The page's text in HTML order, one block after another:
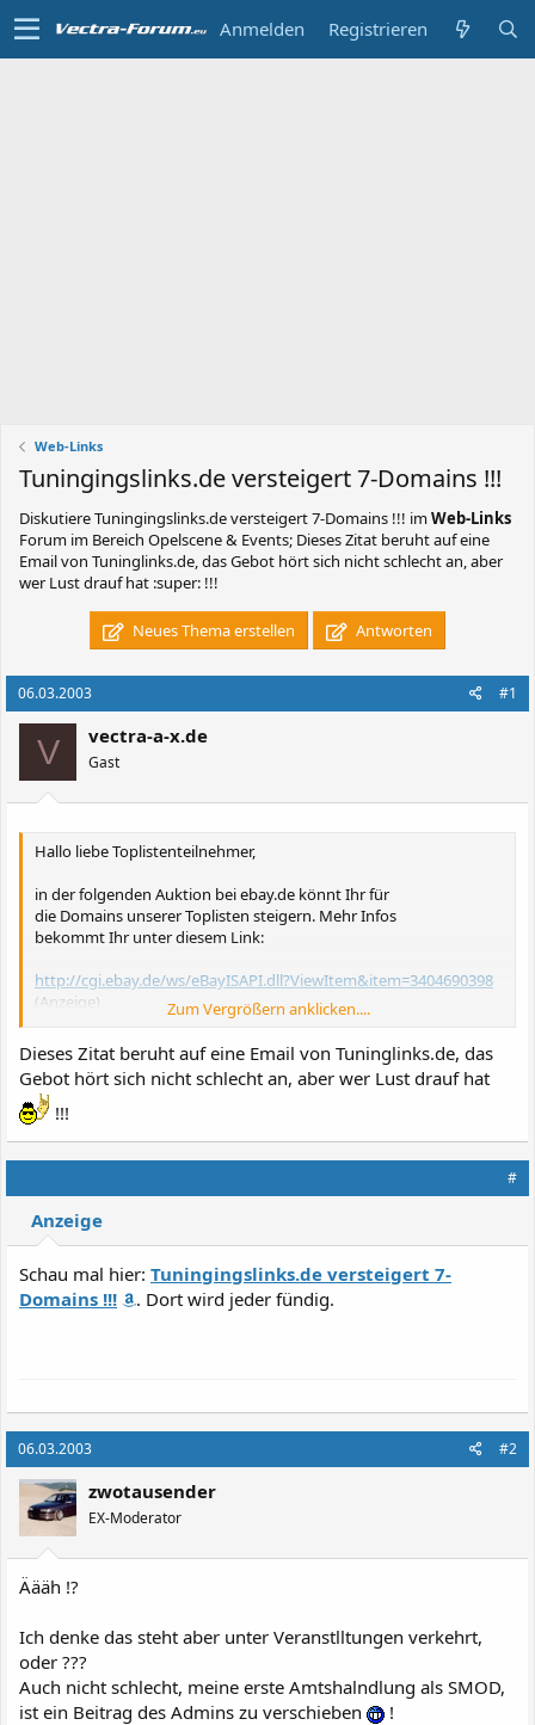
Anmelden Registrieren
Web-Links
Tuningingslinks.de versteigert 7-Domains !!!
DiskutiereTuningingslinks.de versteigert 7-Domains !!! imWeb-Links
Forum im Bereich Opelscene & Events; Dieses Zitat beruht auf eine
Email von Tuninglinks.de, das Gebot hört sich nicht schlecht an, aber
wer Lust drauf hat :super: !!!
Neues Thema erstellen Antworten
06.03.2003 #1
V vectra-a-x.de
Gast
Hallo liebe Toplistenteilnehmer,
in der folgenden Auktion bei ebay.de könnt Ihr für
die Domains unserer Toplisten steigern. Mehr Infos
bekommt Ihr unter diesem Link:
http://cgi.ebay.de/ws/eBayISAPI.dll?ViewItem&item=3404690398
(Anzeige)
Viele Grüße,
Euer Team von TUNINGLINKS.DE
TUNINGLINKS.DE - das Tuningarchiv
Robert Westerholz, Michael Krug, Christian Kuhn GbR
Blankenburger Straße 27a
Michael Krug
Administration und Layout
webmaster@tuninglinks.de
Tel. : 01 70 / 8 35 90 09
Christian Kuhn
Marketing und Redaktion
marketing@tuninglinks.de
Robert Westerholz
Management und Redaktion
redaktion@tuninglinks.de
Zum Vergrößern anklicken....
Dieses Zitat beruht auf eine Email von Tuninglinks.de, das
Gebot hört sich nicht schlecht an, aber wer Lust drauf hat
!!!
#
Anzeige
Schau mal hier: Tuningingslinks.de versteigert 7-
Domains !!!
. Dort wird jeder fündig.
06.03.2003 #2
zwotausender
EX-Moderator
Äääh !?
Ich denke das steht aber unter Veranstlltungen verkehrt,
oder ???
Auch nicht schlecht, meine erste Amtshalndlung als SMOD,
ist ein Beitrag des Admins zu verschieben
!